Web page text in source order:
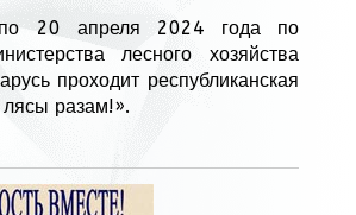
20 апреля 2024 года по
лесного хозяйства
проходит республиканская
разам!».